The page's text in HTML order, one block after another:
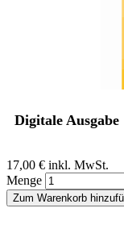
Digitale Ausgabe
17,00 € inkl. MwSt.
Menge
Zum Warenkorb